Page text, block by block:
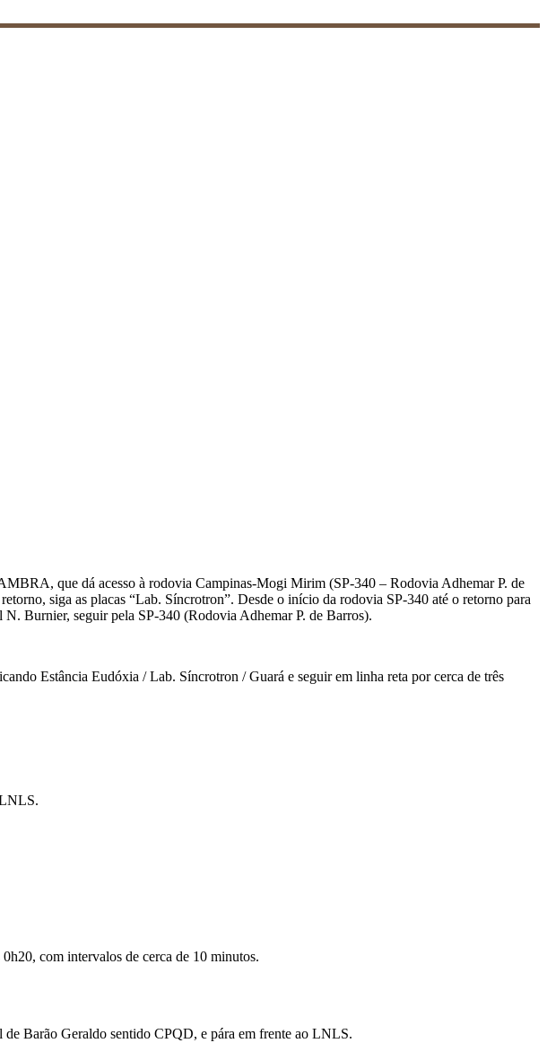
que dá acesso à rodovia Campinas-Mogi Mirim (SP-340 – Rodovia Adhemar P. de
siga as placas “Lab. Síncrotron”. Desde o início da rodovia SP-340 até o retorno para
Burnier, seguir pela SP-340 (Rodovia Adhemar P. de Barros).
Estância Eudóxia / Lab. Síncrotron / Guará e seguir em linha reta por cerca de três
com intervalos de cerca de 10 minutos.
Barão Geraldo sentido CPQD, e pára em frente ao LNLS.